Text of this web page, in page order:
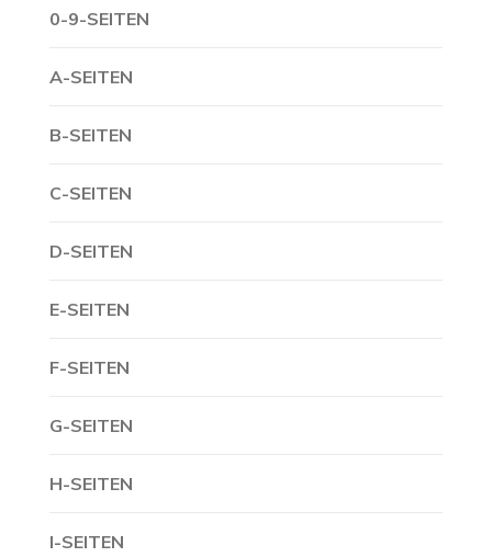
0-9-SEITEN
A-SEITEN
B-SEITEN
C-SEITEN
D-SEITEN
E-SEITEN
F-SEITEN
G-SEITEN
H-SEITEN
I-SEITEN